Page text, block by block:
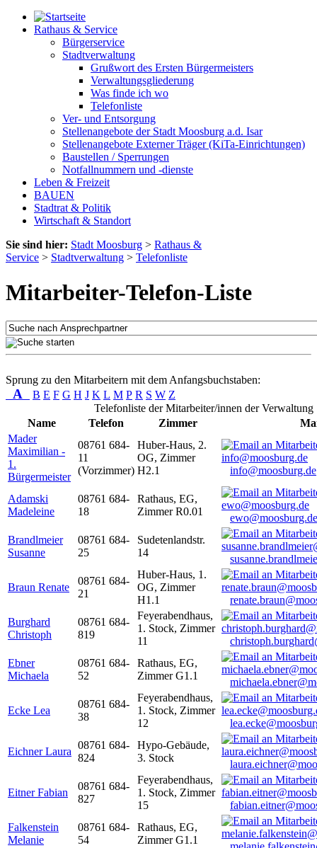
Rathaus & Service
Bürgerservice
Stadtverwaltung
Grußwort des Ersten Bürgermeisters
Verwaltungsgliederung
Was finde ich wo
Telefonliste
Ver- und Entsorgung
Stellenangebote der Stadt Moosburg a.d. Isar
Stellenangebote Externer Träger (KiTa-Einrichtungen)
Baustellen / Sperrungen
Notfallnummern und -dienste
Leben & Freizeit
BAUEN
Stadtrat & Politik
Wirtschaft & Standort
Sie sind hier: Stadt Moosburg > Rathaus &
Service > Stadtverwaltung > Telefonliste
Mitarbeiter-Telefon-Liste
Sprung zu den Mitarbeitern mit dem Anfangsbuchstaben:
A B E F G H J K L M P R S W Z
Telefonliste der Mitarbeiter/innen der Verwaltung
Name
Telefon Zimmer
Mader
Maximilian -
1.
Bürgermeister
08761 684-
11
(Vorzimmer)
Huber-Haus, 2.
OG, Zimmer
H2.1
info@moosburg.de
Adamski
Madeleine
08761 684-
18
Rathaus, EG,
Zimmer R0.01
ewo@moosburg.de
Brandlmeier
Susanne
08761 684-
25
Sudetenlandstr.
14
Braun Renate
08761 684-
21
Huber-Haus, 1.
OG, Zimmer
H1.1
Burghard
Christoph
08761 684-
819
Feyerabendhaus,
1. Stock, Zimmer
11
Ebner
Michaela
08761 684-
52
Rathaus, EG,
Zimmer G1.1
Ecke Lea
08761 684-
38
Feyerabendhaus,
1. Stock, Zimmer
12
Eichner Laura
08761 684-
824
Hypo-Gebäude,
3. Stock
Eitner Fabian
08761 684-
827
Feyerabendhaus,
1. Stock, Zimmer
15
Falkenstein
Melanie
08761 684-
54
Rathaus, EG,
Zimmer G1.1